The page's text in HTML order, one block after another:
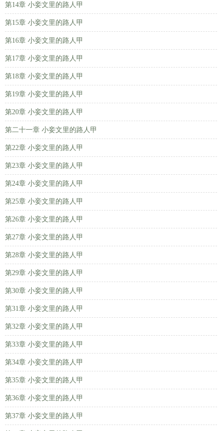
第14章 小妾文里的路人甲
第15章 小妾文里的路人甲
第16章 小妾文里的路人甲
第17章 小妾文里的路人甲
第18章 小妾文里的路人甲
第19章 小妾文里的路人甲
第20章 小妾文里的路人甲
第二十一章 小妾文里的路人甲
第22章 小妾文里的路人甲
第23章 小妾文里的路人甲
第24章 小妾文里的路人甲
第25章 小妾文里的路人甲
第26章 小妾文里的路人甲
第27章 小妾文里的路人甲
第28章 小妾文里的路人甲
第29章 小妾文里的路人甲
第30章 小妾文里的路人甲
第31章 小妾文里的路人甲
第32章 小妾文里的路人甲
第33章 小妾文里的路人甲
第34章 小妾文里的路人甲
第35章 小妾文里的路人甲
第36章 小妾文里的路人甲
第37章 小妾文里的路人甲